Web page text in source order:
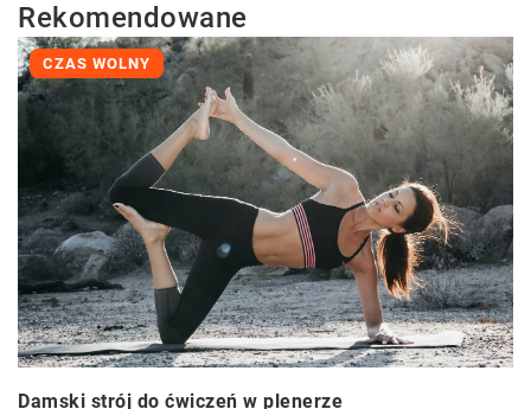
Rekomendowane
CZAS WOLNY
Damski strój do ćwiczeń w plenerze